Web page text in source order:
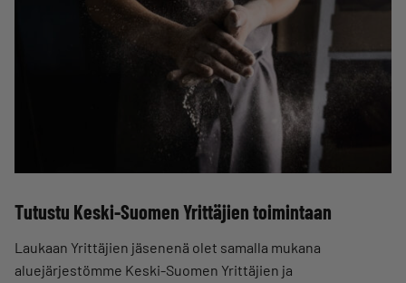
Tutustu Keski-Suomen Yrittäjien toimintaan
Laukaan Yrittäjien jäsenenä olet samalla mukana
aluejärjestömme Keski-Suomen Yrittäjien ja